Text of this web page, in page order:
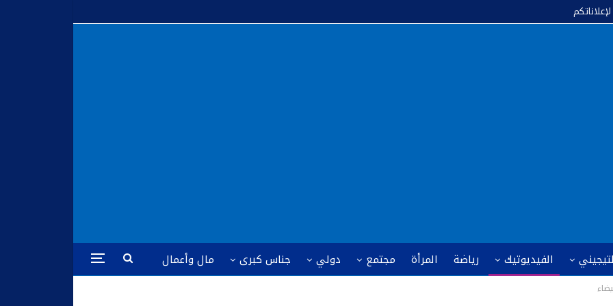
لإعلاناتكم
الفيديوتيك رياضة المرأة مجتمع دولي جناس كبرى
مال وأعمال